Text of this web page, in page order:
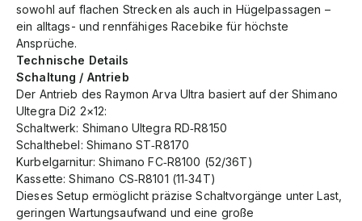
sowohl auf flachen Strecken als auch in Hügelpassagen –
ein alltags- und rennfähiges Racebike für höchste
Ansprüche.
Technische Details
Schaltung / Antrieb
Der Antrieb des Raymon Arva Ultra basiert auf der Shimano
Ultegra Di2 2×12:
Schaltwerk: Shimano Ultegra RD‑R8150
Schalthebel: Shimano ST‑R8170
Kurbelgarnitur: Shimano FC‑R8100 (52/36T)
Kassette: Shimano CS‑R8101 (11‑34T)
Dieses Setup ermöglicht präzise Schaltvorgänge unter Last,
geringen Wartungsaufwand und eine große